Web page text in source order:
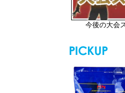
今後の大会